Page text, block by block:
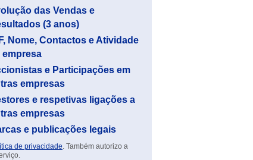
das Vendas e
(3 anos)
Nome, Contactos e Atividade
empresa
e Participações em
empresas
e respetivas ligações a
empresas
e publicações legais
de privacidade. Também autorizo a